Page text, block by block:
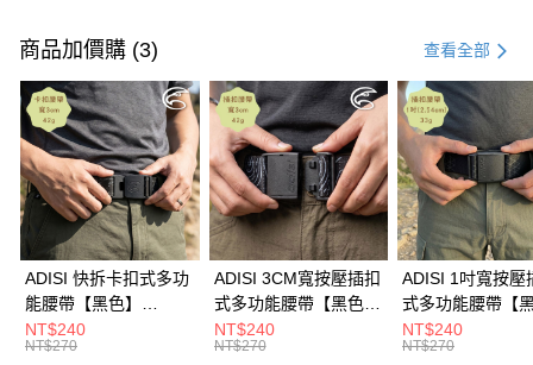
信用卡一次付款
超商取貨付款
LINE Pay
Apple Pay
街口支付
悠遊付
Google Pay
全盈+PAY
商品加價購 (3) 查看全部
ADISI 快拆卡扣式多功
能腰帶【黑色】
AS26038 / MIT台灣製
NT$240
NT$270
ADISI 3CM寬按壓插扣
式多功能腰帶【黑色】
AS26047 / MIT台灣製
NT$240
NT$270
ADISI 1吋寬按壓
式多功能腰帶【
AS26035 / MIT
NT$240
NT$270